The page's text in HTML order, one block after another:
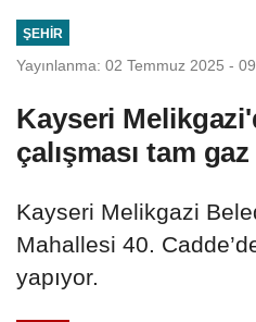
ŞEHIR
Yayınlanma: 02 Temmuz 2025 -
Kayseri
çalışması tam gaz
Kayseri Melikgazi
Mahallesi 40.
yapıyor.